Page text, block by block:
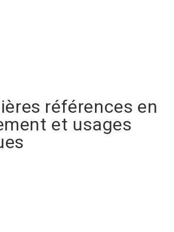
références en
et usages